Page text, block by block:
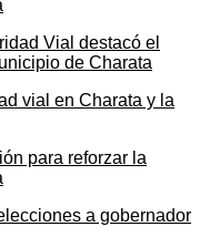
Vial destacó el
de Charata
para reforzar la